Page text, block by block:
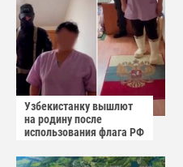
Узбекистанку вышлют
на родину после
использования флага РФ